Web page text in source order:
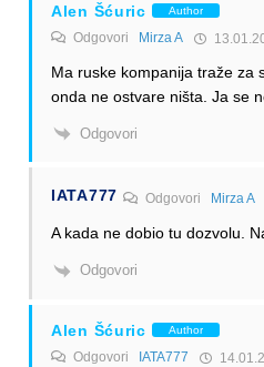
Alen Šćuric Author
Odgovori Mirza A
Ma ruske kompanija traže za
onda ne ostvare ništa. Ja se
Odgovori
IATA777 Odgovori Mirza A
A kada ne dobio tu dozvolu.
Odgovori
Alen Šćuric Author
Odgovori IATA777